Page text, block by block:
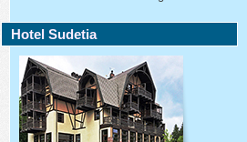
Hotel Sudetia